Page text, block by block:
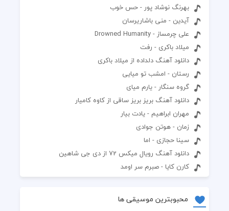
بهرنگ نوشاد پور - حس خوب
آیدین - منی باشاریرسان
علی چرمساز - Drowned Humanity
میلاد باکری - رفت
دانلود آهنگ دلداده از میلاد باکری
رستان - امشب تو میایی
گروه سنگار - یارم میای
دانلود آهنگ بریز بریز ساقی از کاوه کامیار
مهران ابراهیم - یادت بیار
زمان - هوتن جوادی
سینا حجازی - اما
دانلود آهنگ رویال میکس 72 از دی جی شاهین
کارن کایا - صبرم سر اومد
محبوبترین موسیقی ها